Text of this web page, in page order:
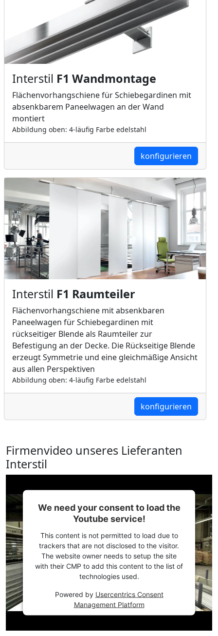
Interstil F1 Wandmontage
Flächenvorhangschiene für Schiebegardinen mit
absenkbarem Paneelwagen an der Wand
montiert
Abbildung oben: 4-läufig Farbe edelstahl
konfigurieren
Interstil F1 Raumteiler
Flächenvorhangschiene mit absenkbaren
Paneelwagen für Schiebegardinen mit
rückseitiger Blende als Raumteiler zur
Befestigung an der Decke. Die Rückseitige Blende
erzeugt Symmetrie und eine gleichmäßige Ansicht
aus allen Perspektiven
Abbildung oben: 4-läufig Farbe edelstahl
konfigurieren
Firmenvideo unseres Lieferanten
Interstil
We need your consent to load the
Youtube service!
This content is not permitted to load due to
trackers that are not disclosed to the visitor.
The website owner needs to setup the site
with their CMP to add this content to the list of
technologies used.
Powered by Usercentrics Consent
Management Platform